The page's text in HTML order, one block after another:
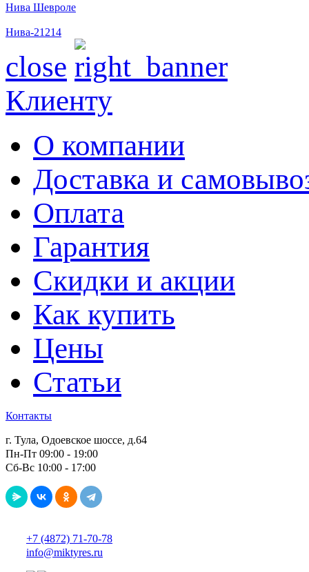
Нива Шевроле
Нива-21214
close
Клиенту
О компании
Доставка и
Оплата
Гарантия
Скидки и акции
Как купить
Цены
Статьи
Контакты
г. Тула, Одоевское шоссе, д.64
Пн-Пт 09:00 - 19:00
Сб-Вс 10:00 - 17:00
+7 (4872) 71-70-78
info@miktyres.ru